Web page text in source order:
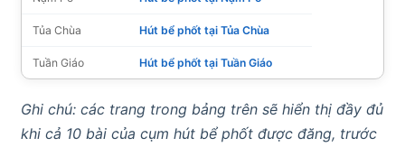
Tủa Chùa Hút bể phốt tại Tủa Chùa
Tuần Giáo Hút bể phốt tại Tuần Giáo
Ghi chú: các trang trong bảng trên sẽ hiển thị đầy đủ
khi cả 10 bài của cụm hút bể phốt được đăng, trước